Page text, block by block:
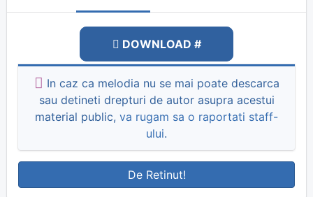
DOWNLOAD #
In caz ca melodia nu se mai poate descarca
sau detineti drepturi de autor asupra acestui
material public, va rugam sa o raportati staff-
ului.
De Retinut!